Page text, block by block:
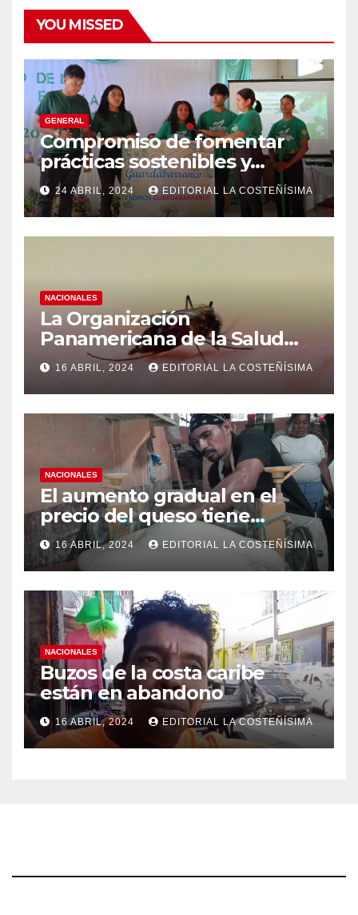
YOU MISSED
GENERAL
Compromiso de fomentar
prácticas sostenibles y
conciencia ecológica en las
instituciones educativas
24 ABRIL, 2024 EDITORIAL LA COSTEÑÍSIMA
NACIONALES
La Organización
Panamericana de la Salud
(OPS), recomienda reforzar
medidas ante el aumento de
casos de dengue
16 ABRIL, 2024 EDITORIAL LA COSTEÑÍSIMA
NACIONALES
El aumento gradual en el
precio del queso tiene
efectos a las Panaderias
16 ABRIL, 2024 EDITORIAL LA COSTEÑÍSIMA
NACIONALES
Buzos de la costa caribe
están en abandono
16 ABRIL, 2024 EDITORIAL LA COSTEÑÍSIMA